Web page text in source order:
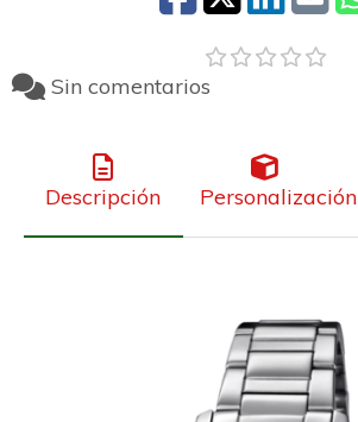
Sin comentarios
Descripción Personalización